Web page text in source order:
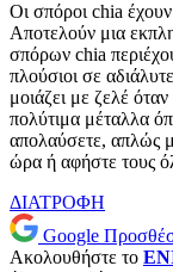
Οι σπόροι chia έχουν
Αποτελούν μια
σπόρων chia
πλούσιοι σε
μοιάζει με ζελέ
πολύτιμα μέταλλα
απολαύσετε, απλώς
ώρα ή αφήστε τους
ΔΙΑΤΡΟΦΗ
Google
Ακολουθήστε το